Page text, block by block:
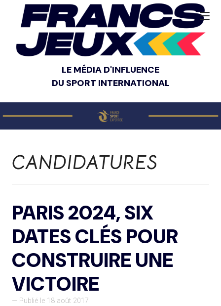
LE MÉDIA D'INFLUENCE
DU SPORT INTERNATIONAL
CANDIDATURES
PARIS 2024, SIX
DATES CLÉS POUR
CONSTRUIRE UNE
VICTOIRE
— Publié le 18 août 2017